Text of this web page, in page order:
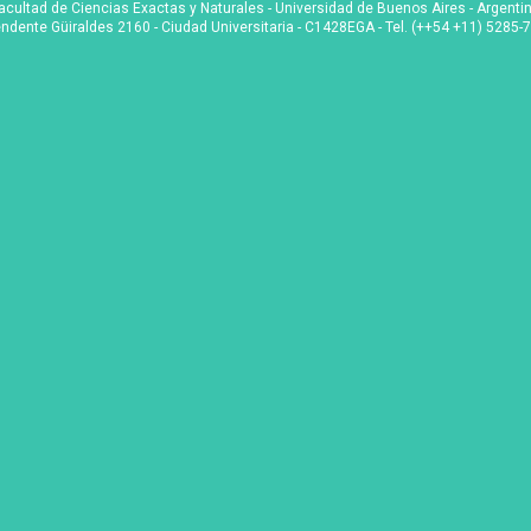
de Ciencias Exactas y Naturales - Universidad de Buenos Aires -
Güiraldes 2160 - Ciudad Universitaria - C1428EGA - Tel. (++54 +11) 5285-